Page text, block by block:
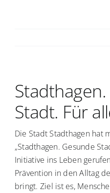
Stadt. Für
Die Stadt Stadthagen hat
„Stadthagen. Gesunde
Initiative ins Leben
Prävention in den Alltag
bringt. Ziel ist es,